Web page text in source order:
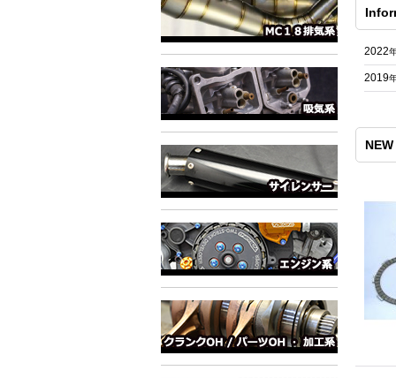
2022
2019